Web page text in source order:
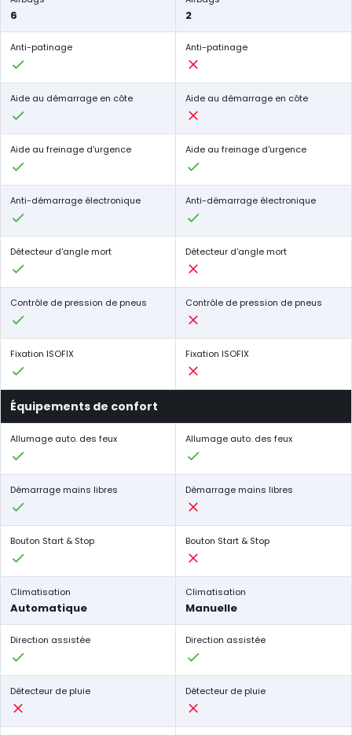
6 2
Anti-patinage Anti-patinage
Aide au démarrage en côte Aide au démarrage en côte
Aide au freinage d'urgence Aide au freinage d'urgence
Anti-démarrage électronique Anti-démarrage électronique
Détecteur d'angle mort Détecteur d'angle mort
Contrôle de pression de pneus Contrôle de pression de pneus
Fixation ISOFIX Fixation ISOFIX
Équipements de confort
Allumage auto. des feux Allumage auto. des feux
Démarrage mains libres Démarrage mains libres
Bouton Start & Stop Bouton Start & Stop
Climatisation
Automatique
Climatisation
Manuelle
Direction assistée Direction assistée
Détecteur de pluie Détecteur de pluie